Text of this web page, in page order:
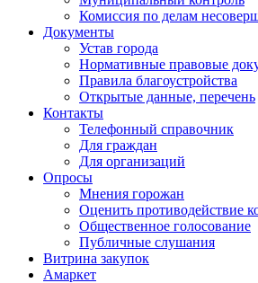
Комиссия по делам
Документы
Устав города
Нормативные правовые
Правила благоустройства
Открытые данные, перечень
Контакты
Телефонный справочник
Для граждан
Для организаций
Опросы
Мнения горожан
Оценить противодействие
Общественное голосование
Публичные слушания
Витрина закупок
Амаркет